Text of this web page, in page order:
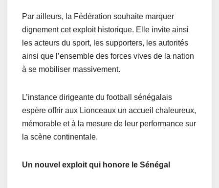
Par ailleurs, la Fédération souhaite marquer
dignement cet exploit historique. Elle invite ainsi
les acteurs du sport, les supporters, les autorités
ainsi que l’ensemble des forces vives de la nation
à se mobiliser massivement.
L’instance dirigeante du football sénégalais
espère offrir aux Lionceaux un accueil chaleureux,
mémorable et à la mesure de leur performance sur
la scène continentale.
Un nouvel exploit qui honore le Sénégal